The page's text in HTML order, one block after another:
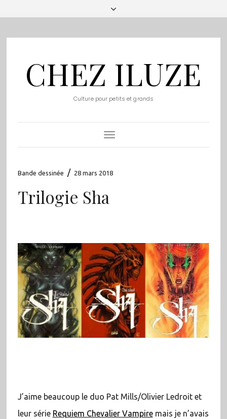
CHEZ ILUZE
Culture pour petits et grands
Toggle
Navigation
Bande dessinée / 28 mars 2018
Trilogie Sha
J’aime beaucoup le duo Pat Mills/Olivier Ledroit et
leur série Requiem Chevalier Vampiremais je n’avais